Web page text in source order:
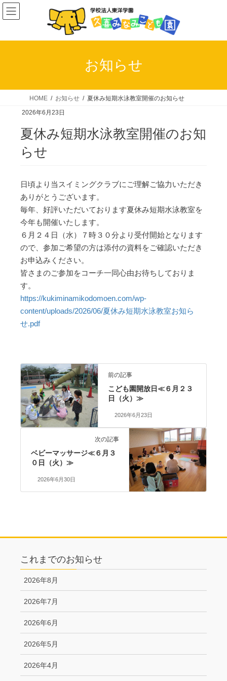
コ
ン
ン
キ
ナ
ビ
ー
に
お知らせ
HOME お知らせ
夏休み短期水泳教室開催のお知らせ
2026年6月23日
夏休み短期水泳教室開催のお知
らせ
日頃より当スイミングクラブにご理解ご協力いただき
ありがとうございます。
毎年、好評いただいております夏休み短期水泳教室を
今年も開催いたします。
６月２４日（水）７時３０分より受付開始となります
ので、参加ご希望の方は添付の資料をご確認いただき
お申込みください。
皆さまのご参加をコーチ一同心由お待ちしておりま
す。
https://kukiminamikodomoen.com/wp-
content/uploads/2026/06/夏休み短期水泳教室お知ら
せ.pdf
前の記事
こども園開放日≪６月２３
日（火）≫
2026年6月23日
次の記事
ベビーマッサージ≪６月３
０日（火）≫
2026年6月30日
これまでのお知らせ
2026年8月
2026年7月
2026年6月
2026年5月
2026年4月